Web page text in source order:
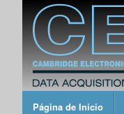
Página de Inicio